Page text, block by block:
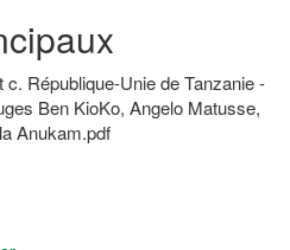
République-Unie de Tanzanie -
Ben KioKo, Angelo Matusse,
Anukam.pdf